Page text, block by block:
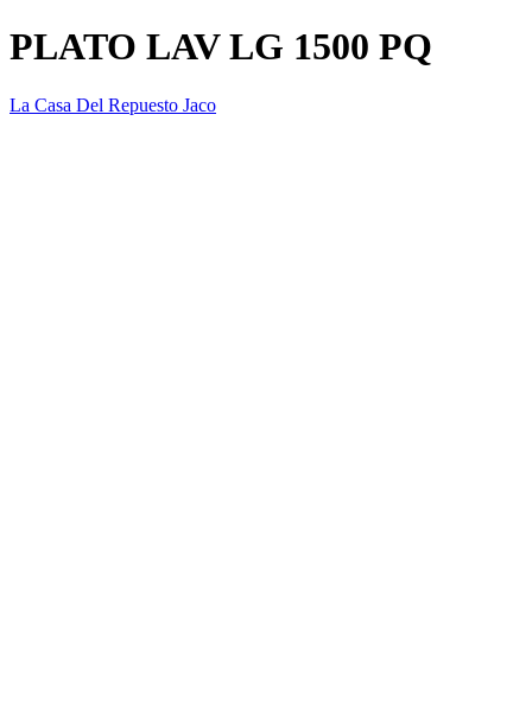
PLATO LAV LG 1500 PQ
La Casa Del Repuesto Jaco